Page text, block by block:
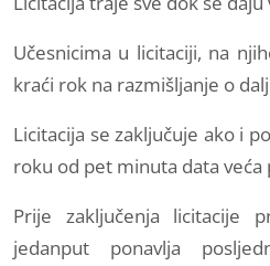
Učesnicima u licitaciji, na
kraći rok na razmišljanje o
Licitacija se zaključuje ako i
roku od pet minuta data veća
Prije zaključenja licitacije
jedanput ponavlja